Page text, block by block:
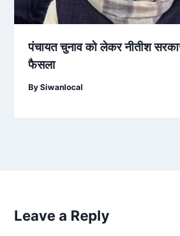
पंचायत चुनाव को लेकर नीतीश
फैसला
BySiwanlocal
Leave a Reply